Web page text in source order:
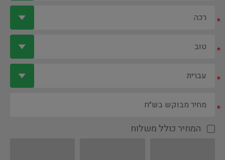
*
*
*
*
המחיר כולל משלוח